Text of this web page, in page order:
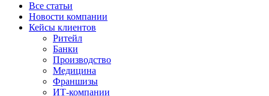
Все статьи
Новости компании
Кейсы клиентов
Ритейл
Банки
Производство
Медицина
Франшизы
ИТ-компании